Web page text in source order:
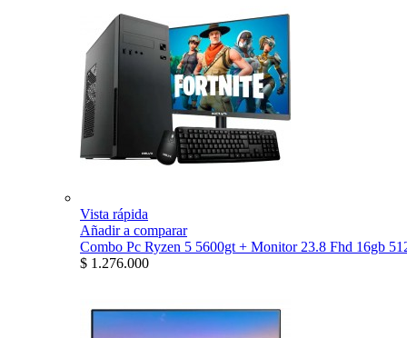
Vista rápida
Añadir a comparar
Combo Pc Ryzen 5 5600gt + Monitor 23.8 Fhd 16gb
$ 1.276.000